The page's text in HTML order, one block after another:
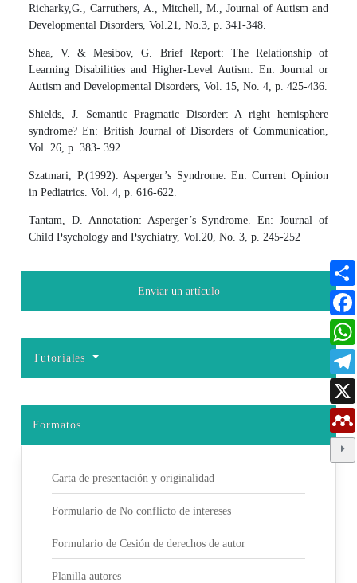
Richarky,G., Carruthers, A., Mitchell, M., Journal of Autism and
Developmental Disorders, Vol.21, No.3, p. 341-348.
Shea, V. & Mesibov, G. Brief Report: The Relationship of
Learning Disabilities and Higher-Level Autism. En: Journal or
Autism and Developmental Disorders, Vol. 15, No. 4, p. 425-436.
Shields, J. Semantic Pragmatic Disorder: A right hemisphere
syndrome? En: British Journal of Disorders of Communication,
Vol. 26, p. 383- 392.
Szatmari, P.(1992). Asperger’s Syndrome. En: Current Opinion
in Pediatrics. Vol. 4, p. 616-622.
Tantam, D. Annotation: Asperger’s Syndrome. En: Journal of
Child Psychology and Psychiatry, Vol.20, No. 3, p. 245-252
Enviar un artículo
Tutoriales
Formatos
Carta de presentación y originalidad
Formulario de No conflicto de intereses
Formulario de Cesión de derechos de autor
Planilla autores